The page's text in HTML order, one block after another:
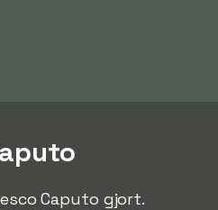
Caputo gjort.